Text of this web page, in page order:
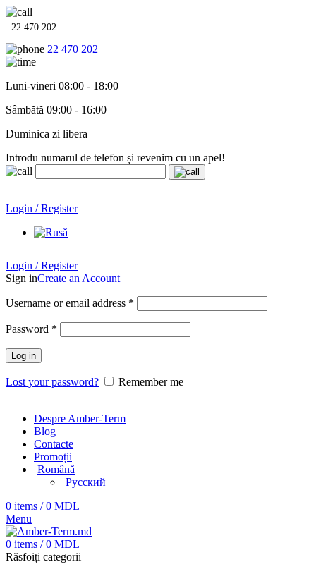
22 470 202
22 470 202
Luni-vineri 08:00 - 18:00
Sâmbătă 09:00 - 16:00
Duminica zi libera
Introdu numarul de telefon și revenim cu un apel!
Login / Register
Login / Register
Sign inCreate an Account
Username or email address *
Password *
Log in
Lost your password? Remember me
Despre Amber-Term
Blog
Contacte
Promoții
Română
Русский
0 items / 0 MDL
Menu
0 items / 0 MDL
Răsfoiți categorii